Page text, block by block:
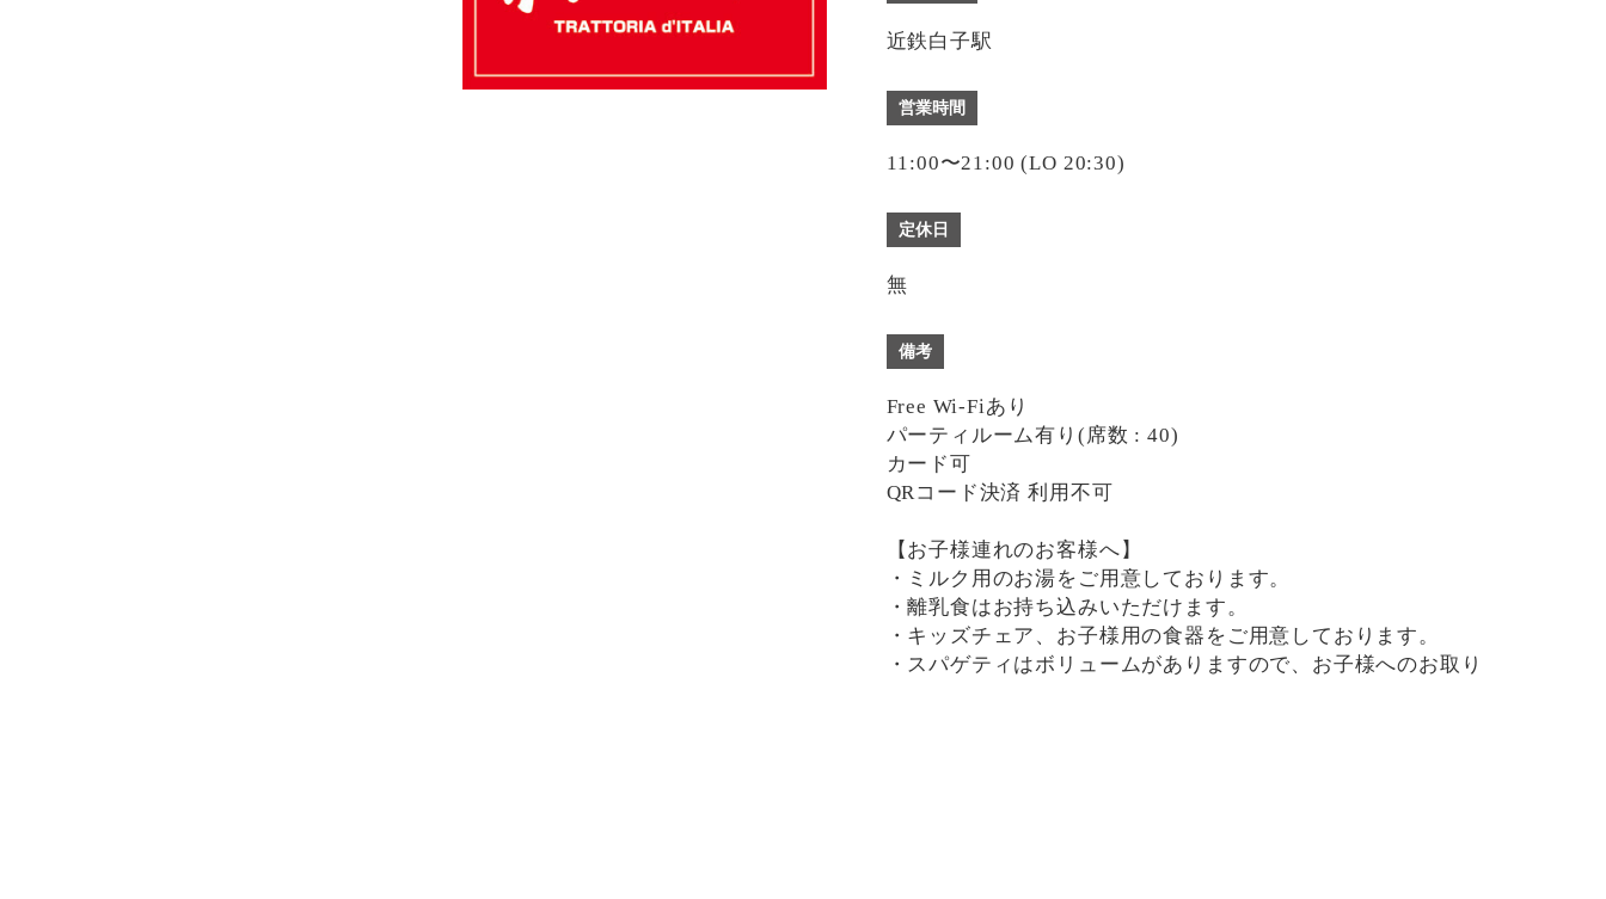
近鉄白子駅
営業時間
11:00〜21:00 (LO 20:30)
定休日
無
備考
Free Wi-Fiあり
パーティルーム有り(席数 : 40)
カード可
QRコード決済 利用不可
【お子様連れのお客様へ】
・ミルク用のお湯をご用意しております。
・離乳食はお持ち込みいただけます。
・キッズチェア、お子様用の食器をご用意しております。
・スパゲティはボリュームがありますので、お子様へのお取り